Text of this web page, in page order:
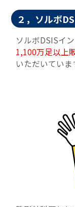
２，ソルボ
ソルボDSISイ
1,100万足以上
いただいていま